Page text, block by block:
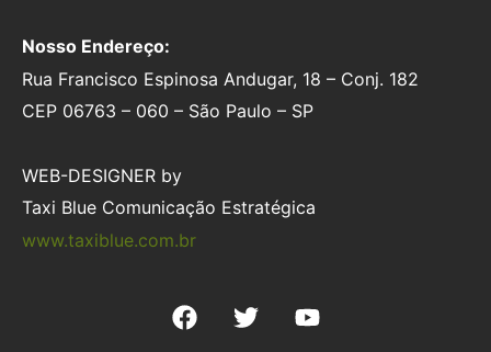
Nosso Endereço:
Rua Francisco Espinosa Andugar, 18 – Conj. 182
CEP 06763 – 060 – São Paulo – SP
WEB-DESIGNER by
Taxi Blue Comunicação Estratégica
www.taxiblue.com.br